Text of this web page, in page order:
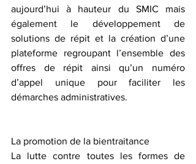
aujourd’hui à hauteur du SMIC mais
également le développement de
solutions de répit et la création d’une
plateforme regroupant l’ensemble des
offres de répit ainsi qu’un numéro
d’appel unique pour faciliter les
démarches administratives.
La promotion de la bientraitance
La lutte contre toutes les formes de